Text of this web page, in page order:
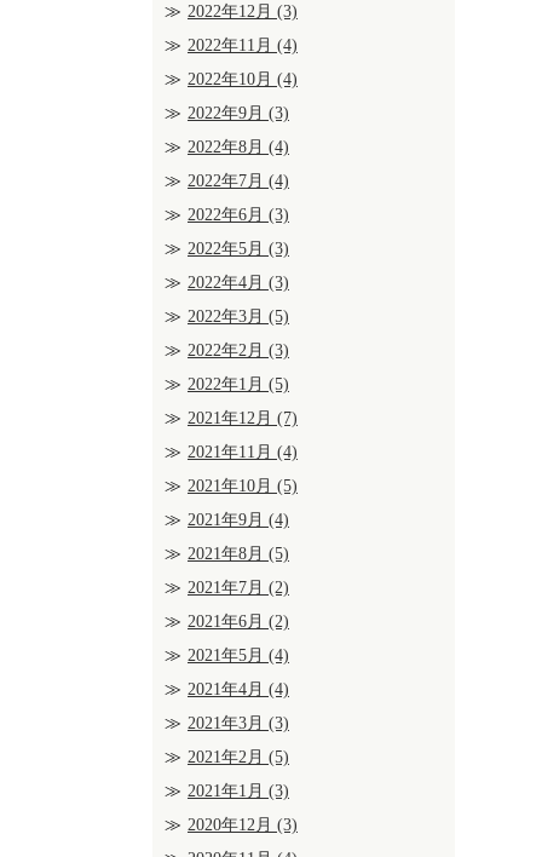
2022年12月 (3)
2022年11月 (4)
2022年10月 (4)
2022年9月 (3)
2022年8月 (4)
2022年7月 (4)
2022年6月 (3)
2022年5月 (3)
2022年4月 (3)
2022年3月 (5)
2022年2月 (3)
2022年1月 (5)
2021年12月 (7)
2021年11月 (4)
2021年10月 (5)
2021年9月 (4)
2021年8月 (5)
2021年7月 (2)
2021年6月 (2)
2021年5月 (4)
2021年4月 (4)
2021年3月 (3)
2021年2月 (5)
2021年1月 (3)
2020年12月 (3)